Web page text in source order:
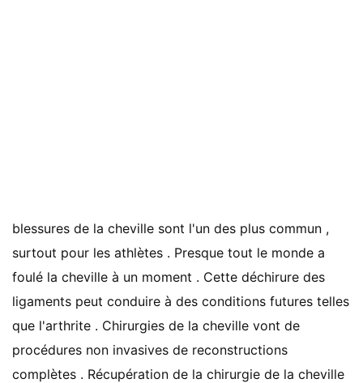
blessures de la cheville sont l'un des plus commun ,
surtout pour les athlètes . Presque tout le monde a
foulé la cheville à un moment . Cette déchirure des
ligaments peut conduire à des conditions futures telles
que l'arthrite . Chirurgies de la cheville vont de
procédures non invasives de reconstructions
complètes . Récupération de la chirurgie de la cheville